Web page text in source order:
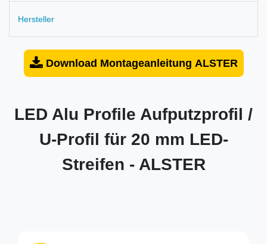
Hersteller
Download Montageanleitung ALSTER
LED Alu Profile Aufputzprofil /
U-Profil für 20 mm LED-
Streifen - ALSTER